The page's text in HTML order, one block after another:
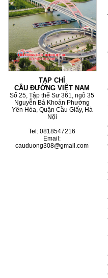
TẠP CHÍ
CẦU ĐƯỜNG VIỆT NAM
Số 25, Tập thể Sư 361, ngõ 35
Nguyễn Bá Khoản Phường
Yên Hòa, Quận Cầu Giấy, Hà
Nội
Tel: 0818547216
Email:
cauduong308@gmail.com